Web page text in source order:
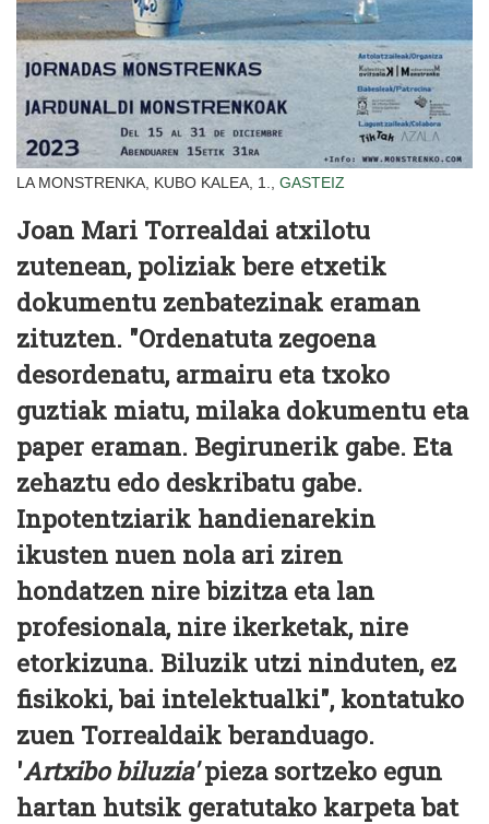
LA MONSTRENKA, KUBO KALEA, 1., GASTEIZ
Joan Mari Torrealdai atxilotu
zutenean, poliziak bere etxetik
dokumentu zenbatezinak eraman
zituzten. "Ordenatuta zegoena
desordenatu, armairu eta txoko
guztiak miatu, milaka dokumentu eta
paper eraman. Begirunerik gabe. Eta
zehaztu edo deskribatu gabe.
Inpotentziarik handienarekin
ikusten nuen nola ari ziren
hondatzen nire bizitza eta lan
profesionala, nire ikerketak, nire
etorkizuna. Biluzik utzi ninduten, ez
fisikoki, bai intelektualki", kontatuko
zuen Torrealdaik beranduago.
'Artxibo biluzia'pieza sortzeko egun
hartan hutsik geratutako karpeta bat